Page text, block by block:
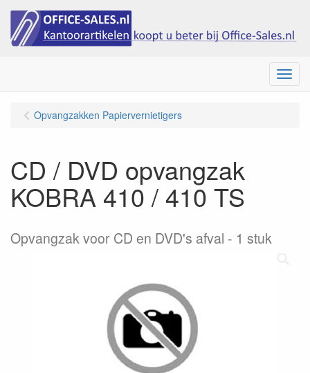
Menu
Opvangzakken Papiervernietigers
CD / DVD opvangzak
KOBRA 410 / 410 TS
Opvangzak voor CD en DVD's afval - 1 stuk